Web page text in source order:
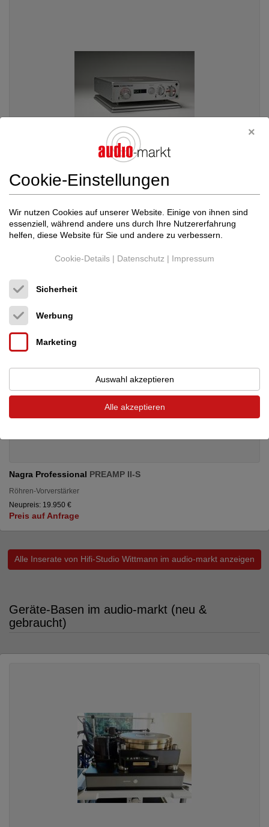
Nagra ProfessionalClassic Preamp
Röhren-Vorverstärker
Neupreis: 18.750 €
12.500 €
Nagra Professional PREAMP II-S
Röhren-Vorverstärker
Neupreis: 19.950 €
Preis auf Anfrage
Alle Inserate von Hifi-Studio Wittmann im audio-markt anzeigen
Geräte-Basen im audio-markt (neu &
gebraucht)
Cookie-Einstellungen
Wir nutzen Cookies auf unserer Website. Einige von ihnen sind
essenziell, während andere uns durch Ihre Nutzererfahrung
helfen, diese Website für Sie und andere zu verbessern.
Cookie-Details | Datenschutz | Impressum
Sicherheit
Werbung
Marketing
Auswahl akzeptieren
Alle akzeptieren